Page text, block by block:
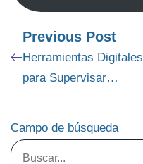
Previous Post
Herramientas Digitales
para Supervisar
Campo de búsqueda